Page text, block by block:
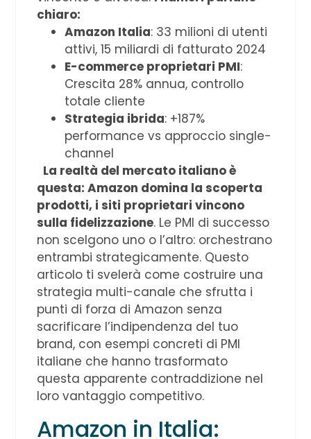
chiaro:
Amazon Italia: 33 milioni di utenti
attivi, 15 miliardi di fatturato 2024
E-commerce proprietari PMI:
Crescita 28% annua, controllo
totale cliente
Strategia ibrida: +187%
performance vs approccio single-
channel
La realtà del mercato italiano è
questa: Amazon domina la scoperta
prodotti, i siti proprietari vincono
sulla fidelizzazione. Le PMI di successo
non scelgono uno o l’altro: orchestrano
entrambi strategicamente. Questo
articolo ti svelerà come costruire una
strategia multi-canale che sfrutta i
punti di forza di Amazon senza
sacrificare l’indipendenza del tuo
brand, con esempi concreti di PMI
italiane che hanno trasformato
questa apparente contraddizione nel
loro vantaggio competitivo.
Amazon in Italia: